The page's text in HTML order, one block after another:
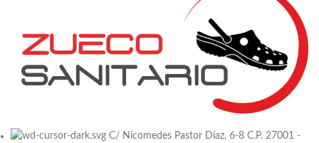
C/ Nicomedes Pastor Díaz, 6-8 C.P. 27001 -